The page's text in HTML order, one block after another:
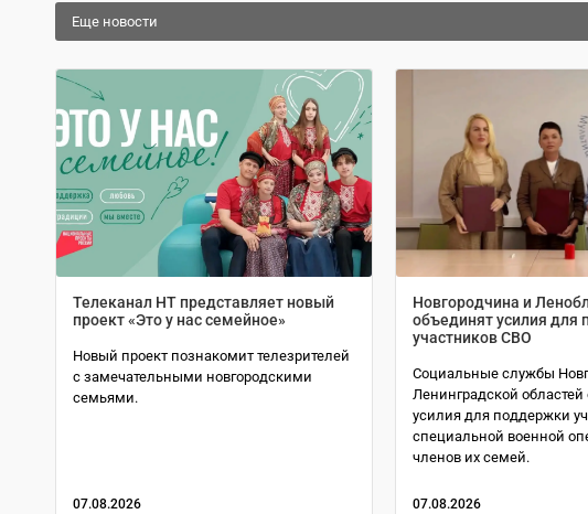
Еще новости
Телеканал НТ представляет новый
проект «Это у нас семейное»
Новый проект познакомит телезрителей
с замечательными новгородскими
семьями.
07.08.2026
Новгородчина и
объединят усилия для
участников СВО
Социальные службы
Ленинградской областей
усилия для поддержки
специальной военной
членов их семей.
07.08.2026